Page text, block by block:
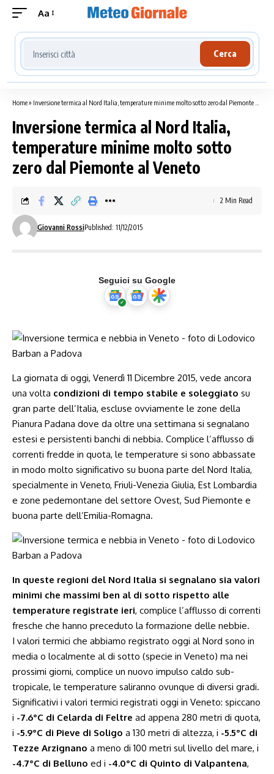
Aa
Cerca località meteo
Cerca
Home» Inversione termica al Nord Italia, temperature minime molto sotto zero dal Piemonte al Veneto
Inversione termica al Nord Italia,
temperature minime molto sotto
zero dal Piemonte al Veneto
Giovanni RossiPublished: 11/12/2015
2 Min Read
Seguici su Google
La giornata di oggi, Venerdì 11 Dicembre 2015, vede ancora
una volta condizioni di tempo stabile e soleggiato su
gran parte dell’Italia, escluse ovviamente le zone della
Pianura Padana dove da oltre una settimana si segnalano
estesi e persistenti banchi di nebbia. Complice l’afflusso di
correnti fredde in quota, le temperature si sono abbassate
in modo molto significativo su buona parte del Nord Italia,
specialmente in Veneto, Friuli-Venezia Giulia, Est Lombardia
e zone pedemontane del settore Ovest, Sud Piemonte e
buona parte dell’Emilia-Romagna.
In queste regioni del Nord Italia si segnalano sia valori
minimi che massimi ben al di sotto rispetto alle
temperature registrate ieri, complice l’afflusso di correnti
fresche che hanno preceduto la formazione delle nebbie.
I valori termici che abbiamo registrato oggi al Nord sono in
media o localmente al di sotto (specie in Veneto) ma nei
prossimi giorni, complice un nuovo impulso caldo sub-
tropicale, le temperature saliranno ovunque di diversi gradi.
Significativi i valori termici registrati oggi in Veneto: spiccano
i -7.6°C di Celarda di Feltre ad appena 280 metri di quota,
i -5.9°C di Pieve di Soligo a 130 metri di altezza, i -5.5°C di
Tezze Arzignano a meno di 100 metri sul livello del mare, i
-4.7°C di Belluno ed i -4.0°C di Quinto di Valpantena,